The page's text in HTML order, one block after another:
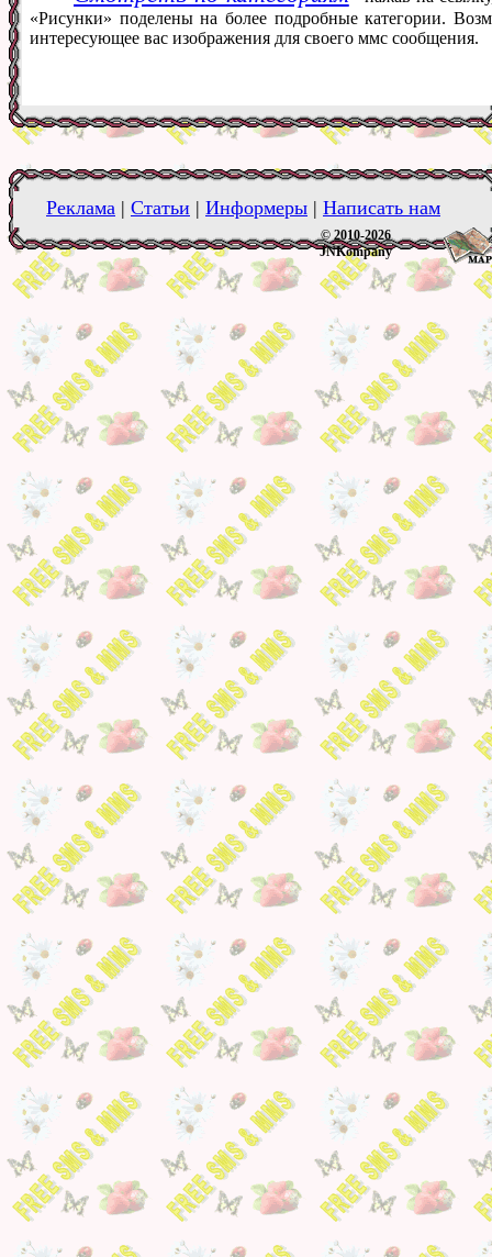
«Рисунки» поделены на более подробные категории.
интересующее вас изображения для своего ммс сообщения.
Реклама | Статьи | Информеры | Написать нам
© 2010-2026
JNKompany